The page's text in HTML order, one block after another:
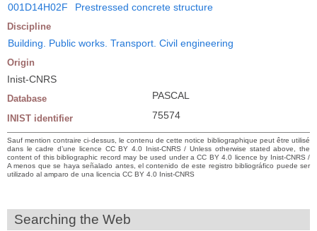
001D14H02F
Prestressed concrete structure
Discipline
Building. Public works. Transport. Civil engineering
Origin
Inist-CNRS
Database PASCAL
INIST identifier 75574
Sauf mention contraire ci-dessus, le contenu de cette notice bibliographique peut être utilisé
dans le cadre d’une licence CC BY 4.0 Inist-CNRS / Unless otherwise stated above, the
content of this bibliographic record may be used under a CC BY 4.0 licence by Inist-CNRS /
A menos que se haya señalado antes, el contenido de este registro bibliográfico puede ser
utilizado al amparo de una licencia CC BY 4.0 Inist-CNRS
Searching the Web